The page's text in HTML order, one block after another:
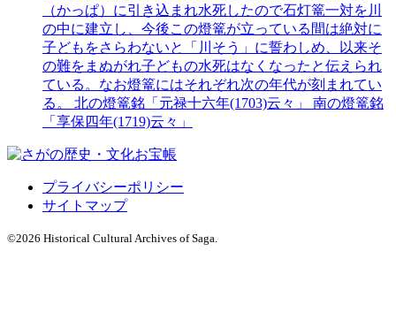
（かっぱ）に引き込まれ水死したので石灯篭一対を川
の中に建立し、今後この燈篭が立っている間は絶対に
子どもをさらわないと「川そう」に誓わしめ、以来そ
の難をまぬがれ子どもの水死はなくなったと伝えられ
ている。なお燈篭にはそれぞれ次の年代が刻まれてい
る。 北の燈篭銘「元禄十六年(1703)云々」 南の燈篭銘
「享保四年(1719)云々」
プライバシーポリシー
サイトマップ
©2026 Historical Cultural Archives of Saga.